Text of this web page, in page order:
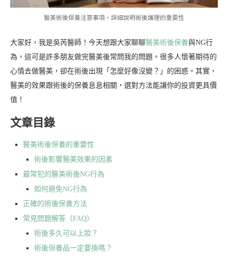
醫美術後保養注意事項，詳細說明術後護理的重要性
大家好，我是吳芮醫師！今天想跟大家聊聊醫美術後保養與NG行
為，這可是許多朋友做完醫美後常問我的問題。很多人懷著期待的
心情去做醫美，卻在術後出現「怎麼好像沒變？」的困惑。其實，
醫美的效果跟術後的保養息息相關，選對方法能讓你的投資更具價
值！
文章目錄
醫美術後保養的重要性
術後影響醫美效果的因素
最常犯的醫美術後NG行為
如何避免NG行為
正確的術後保養方法
常見問題解答（FAQ）
術後多久可以上妝？
術後保養品一定要換嗎？